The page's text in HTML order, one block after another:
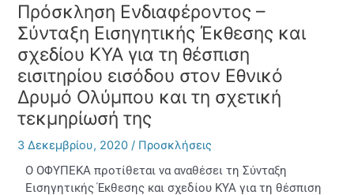
Πρόσκληση Ενδιαφέροντος –
Σύνταξη Εισηγητικής Έκθεσης και
σχεδίου ΚΥΑ για τη θέσπιση
εισιτηρίου εισόδου στον Εθνικό
Δρυμό Ολύμπου και τη σχετική
τεκμηρίωσή της
3 Δεκεμβρίου, 2020/ Προσκλήσεις
Ο ΟΦΥΠΕΚΑ προτίθεται να αναθέσει τη Σύνταξη
Εισηγητικής Έκθεσης και σχεδίου ΚΥΑ για τη θέσπιση